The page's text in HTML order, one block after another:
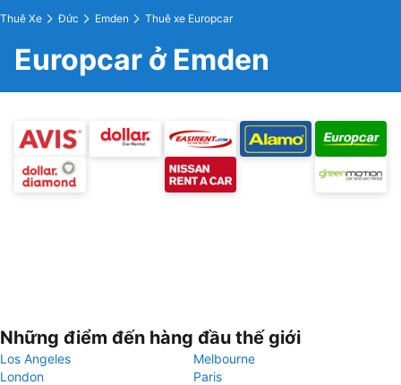
Thuê Xe Đức Emden Thuê xe Europcar
Europcar ở Emden
Những điểm đến hàng đầu thế giới
Los Angeles
Melbourne
London
Paris